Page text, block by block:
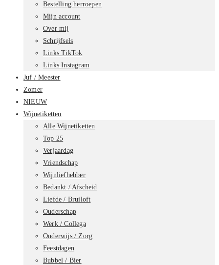
Bestelling herroepen
Mijn account
Over mij
Schrijfsels
Links TikTok
Links Instagram
Juf / Meester
Zomer
NIEUW
Wijnetiketten
Alle Wijnetiketten
Top 25
Verjaardag
Vriendschap
Wijnliefhebber
Bedankt / Afscheid
Liefde / Bruiloft
Ouderschap
Werk / Collega
Onderwijs / Zorg
Feestdagen
Bubbel / Bier